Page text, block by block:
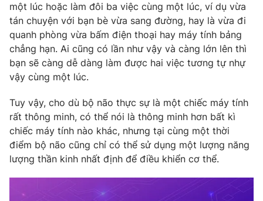
Góc doanh nghiệp
Truyền hình
Phim VTV
Hậu trường
Nhân vật
Khán giả
Giải sao mai
Giải trí
Điện ảnh
Sao
Đời sống
Du lịch
Làm đẹp
Chất lượng cuộc sống
Giáo dục
Tuyển sinh
Học trực tuyến
Công nghệ
Sản phẩm
Giao lưu trực tuyến
một lúc hoặc làm đôi ba việc cùng một lúc, ví dụ vừa
tán chuyện với bạn bè vừa sang đường, hay là vừa đi
quanh phòng vừa bấm điện thoại hay máy tính bảng
chẳng hạn. Ai cũng có lần như vậy và càng lớn lên thì
bạn sẽ càng dễ dàng làm được hai việc tương tự nhự
vậy cùng một lúc.
Tuy vậy, cho dù bộ não thực sự là một chiếc máy tính
rất thông minh, có thể nói là thông minh hơn bất kì
chiếc máy tính nào khác, nhưng tại cùng một thời
điểm bộ não cũng chỉ có thể sử dụng một lượng năng
lượng thần kinh nhất định để điều khiển cơ thể.